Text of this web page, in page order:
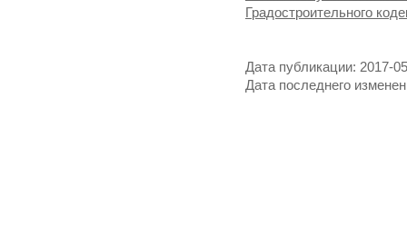
Градостроительного
Дата публикации: 2017-
Дата последнего